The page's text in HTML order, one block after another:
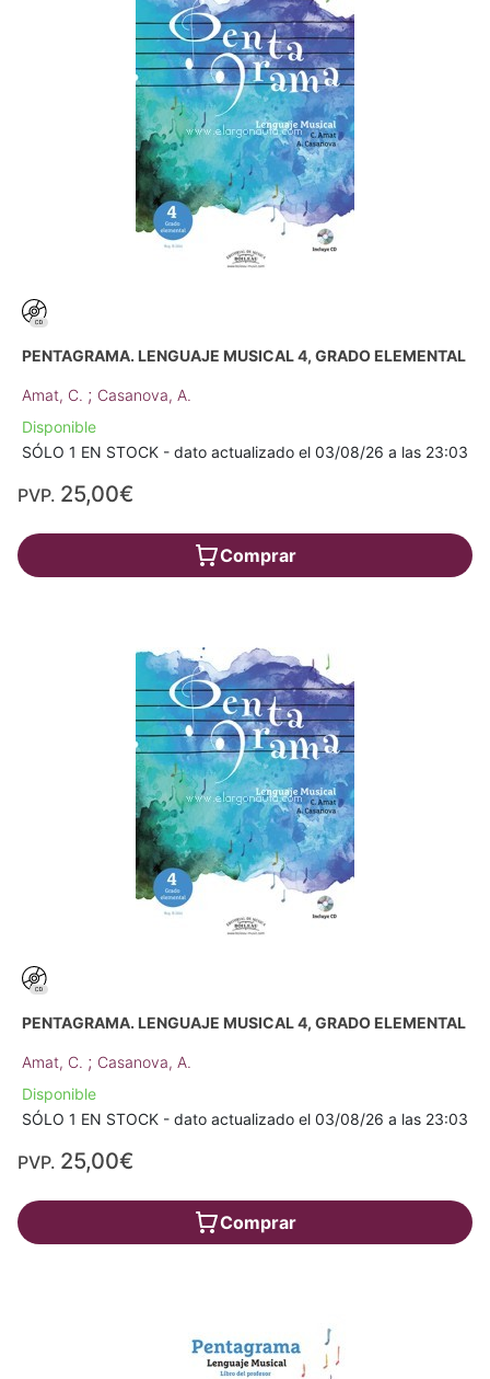
PENTAGRAMA. LENGUAJE MUSICAL 4, GRADO ELEMENTAL
Amat, C. ; Casanova, A.
Disponible
SÓLO 1 EN STOCK - dato actualizado el 03/08/26 a las 23:03
PVP. 25,00€
Comprar
PENTAGRAMA. LENGUAJE MUSICAL 4, GRADO ELEMENTAL
Amat, C. ; Casanova, A.
Disponible
SÓLO 1 EN STOCK - dato actualizado el 03/08/26 a las 23:03
PVP. 25,00€
Comprar